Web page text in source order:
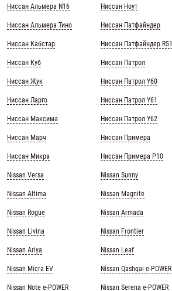
Ниссан Альмера N16
Ниссан Альмера Тино
Ниссан Кабстар
Ниссан Куб
Ниссан Жук
Ниссан Ларго
Ниссан Максима
Ниссан Марч
Ниссан Микра
Nissan Versa
Nissan Altima
Nissan Rogue
Nissan Livina
Nissan Ariya
Nissan Micra EV
Nissan Note e-POWER
Ниссан Ноут
Ниссан Патфайндер
Ниссан Патфайндер R51
Ниссан Патрол
Ниссан Патрол Y60
Ниссан Патрол Y61
Ниссан Патрол Y62
Ниссан Примера
Ниссан Примера Р10
Nissan Sunny
Nissan Magnite
Nissan Armada
Nissan Frontier
Nissan Leaf
Nissan Qashqai e-POWER
Nissan Serena e-POWER